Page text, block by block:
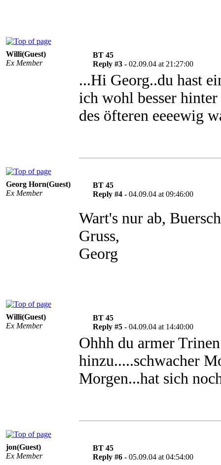
Willi(Guest)
Ex Member
BT 45
Reply #3 - 02.09.04 at 21:27:00
...Hi Georg..du hast
ich wohl besser
des öfteren eeeewig
Georg Horn(Guest)
Ex Member
BT 45
Reply #4 - 04.09.04 at 09:46:00
Wart's nur ab,
Gruss,
Georg
Willi(Guest)
Ex Member
BT 45
Reply #5 - 04.09.04 at 14:40:00
Ohhh du armer
hinzu.....schwacher
Morgen...hat sich
jon(Guest)
Ex Member
BT 45
Reply #6 - 05.09.04 at 04:54:00